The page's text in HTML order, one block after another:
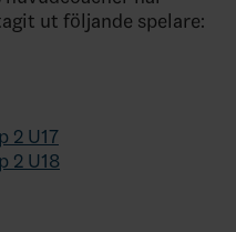
ut följande spelare:
2 U17
2 U18